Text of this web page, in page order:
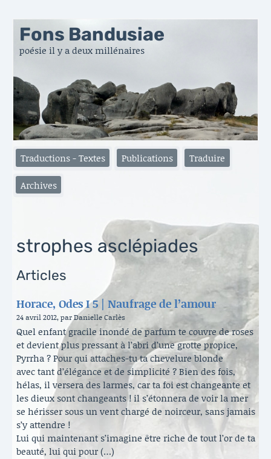
Fons Bandusiae
poésie il y a deux millénaires
Traductions - Textes Publications Traduire
Archives
strophes asclépiades
Articles
Horace, Odes I 5 | Naufrage de l’amour
24 avril 2012, par Danielle Carlès
Quel enfant gracile inondé de parfum te couvre de roses
et devient plus pressant à l’abri d’une grotte propice,
Pyrrha ? Pour qui attaches-tu ta chevelure blonde
avec tant d’élégance et de simplicité ? Bien des fois,
hélas, il versera des larmes, car ta foi est changeante et
les dieux sont changeants ! il s’étonnera de voir la mer
se hérisser sous un vent chargé de noirceur, sans jamais
s’y attendre !
Lui qui maintenant s’imagine être riche de tout l’or de ta
beauté, lui qui pour (…)